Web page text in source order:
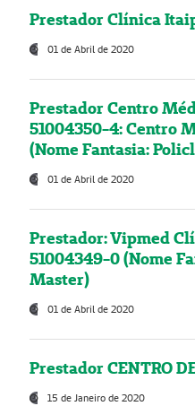
Prestador Clínica
01 de Abril de 2020
Prestador Centro
51004350-4: Centro
(Nome Fantasia:
01 de Abril de 2020
Prestador: Vipmed
51004349-0 (Nome
Master)
01 de Abril de 2020
Prestador CENTRO
15 de Janeiro de 2020